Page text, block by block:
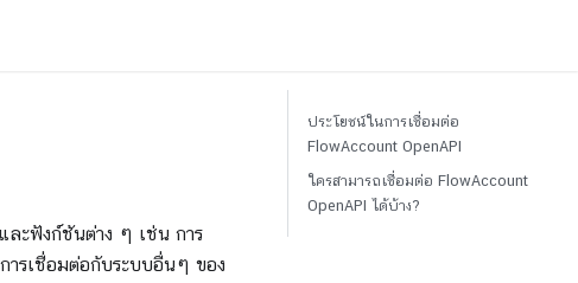
ละฟังก์ชันต่าง ๆ เช่น การ
ารเชื่อมต่อกับระบบอื่นๆ ของ
ประโยชน์ในการเชื่อมต่อ
FlowAccount OpenAPI
ใครสามารถเชื่อมต่อ FlowAccount
OpenAPI ได้บ้าง?